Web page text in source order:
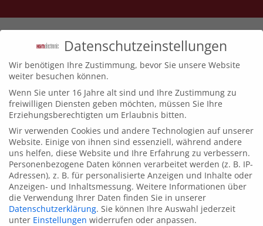
CAB Etiketten­
drucker
CAB-Squix
Datenschutzeinstellungen
Wir benötigen Ihre Zustimmung, bevor Sie unsere Website
weiter besuchen können.
Wenn Sie unter 16 Jahre alt sind und Ihre Zustimmung zu
freiwilligen Diensten geben möchten, müssen Sie Ihre
Erziehungsberechtigten um Erlaubnis bitten.
Wir verwenden Cookies und andere Technologien auf unserer
Website. Einige von ihnen sind essenziell, während andere
uns helfen, diese Website und Ihre Erfahrung zu verbessern.
Personenbezogene Daten können verarbeitet werden (z. B. IP-
Adressen), z. B. für personalisierte Anzeigen und Inhalte oder
Anzeigen- und Inhaltsmessung. Weitere Informationen über
die Verwendung Ihrer Daten finden Sie in unserer
Datenschutzerklärung. Sie können Ihre Auswahl jederzeit
unter Einstellungen widerrufen oder anpassen.